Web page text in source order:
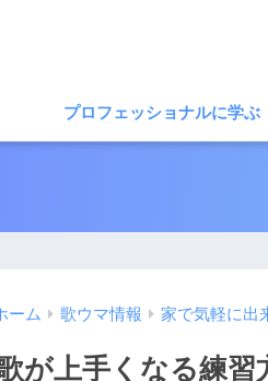
プロフェッショナルに学ぶ
ーム 歌ウマ情報 家で気軽に出
歌が上手くなる練